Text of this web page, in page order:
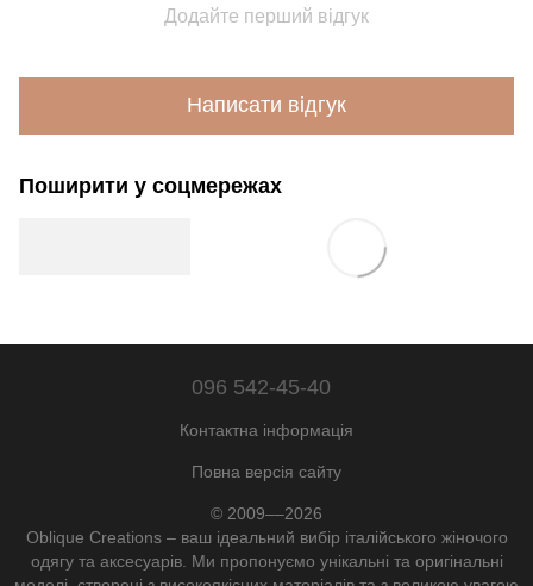
Додайте перший відгук
Написати відгук
Поширити у соцмережах
096 542-45-40
Контактна інформація
Повна версія сайту
© 2009––2026
Oblique Creations – ваш ідеальний вибір італійського жіночого
одягу та аксесуарів. Ми пропонуємо унікальні та оригінальні